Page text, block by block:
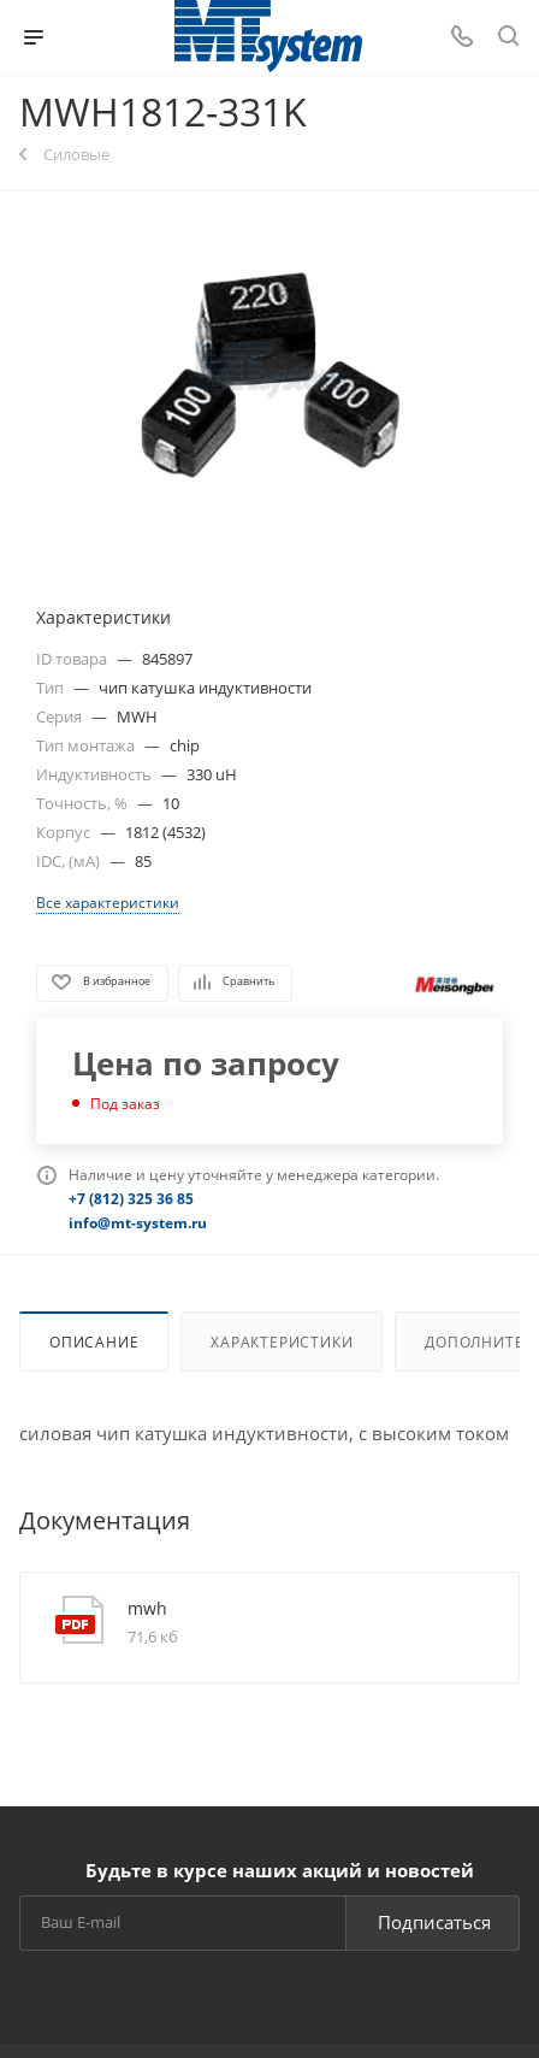
MWH1812-331K
Силовые
Характеристики
ID товара — 845897
Тип — чип катушка индуктивности
Серия — MWH
Тип монтажа — chip
Индуктивность — 330 uH
Точность, % — 10
Корпус — 1812 (4532)
IDC, (мА) — 85
Все характеристики
В избранное Сравнить
Цена по запросу
Под заказ
Наличие и цену уточняйте у менеджера категории.
+7 (812) 325 36 85
info@mt-system.ru
ОПИСАНИЕ ХАРАКТЕРИСТИКИ
силовая чип катушка индуктивности, с высоким током
Документация
mwh
71,6 кб
Будьте в курсе наших акций и новостей
Подписаться